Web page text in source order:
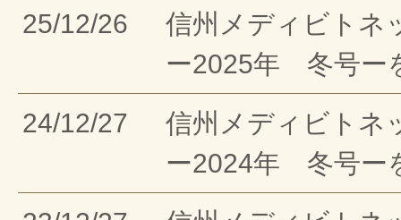
25/12/26
信州メディビトネ
ー2025年 冬号ー
24/12/27
信州メディビトネ
ー2024年 冬号ー